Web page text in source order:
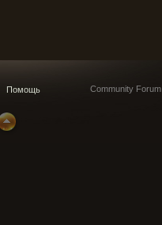
Помощь Community